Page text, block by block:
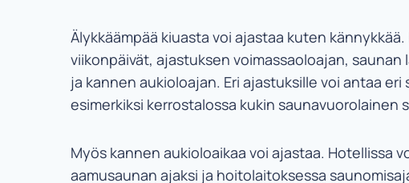
Älykkäämpää kiuasta voi ajastaa kuten
viikonpäivät, ajastuksen voimassaoloajan,
ja kannen aukioloajan. Eri ajastuksille voi antaa
esimerkiksi kerrostalossa kukin saunavuorolainen
Myös kannen aukioloaikaa voi ajastaa. Hotellissa
aamusaunan ajaksi ja hoitolaitoksessa